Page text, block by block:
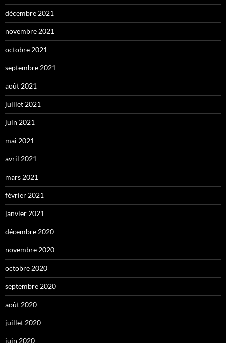
décembre 2021
novembre 2021
octobre 2021
septembre 2021
août 2021
juillet 2021
juin 2021
mai 2021
avril 2021
mars 2021
février 2021
janvier 2021
décembre 2020
novembre 2020
octobre 2020
septembre 2020
août 2020
juillet 2020
juin 2020